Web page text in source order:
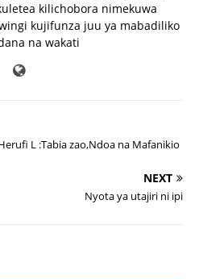
kilichobora nimekuwa
kujifunza juu ya mabadiliko
na wakati
L :Tabia zao,Ndoa na Mafanikio
NEXT
Nyota ya utajiri ni ipi